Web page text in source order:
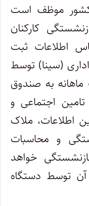
کشور موظف است
کارکنان
اطلاعات ثبت
(سینا) توسط
به صندوق
اجتماعی و
اطلاعات، ملاک
و محاسبات
خواهد
آن توسط دستگاه